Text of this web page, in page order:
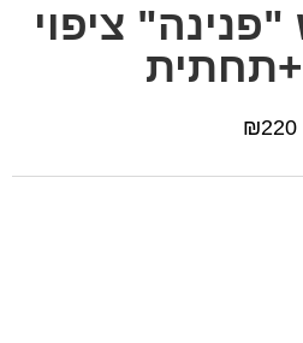
ציפוי
₪220